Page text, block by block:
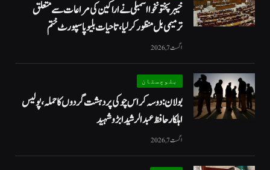
خیبرپختونخوا اسمبلی نے اراکین کی مراعات سے متعلق
ترمیمی بل منظور کر لیا، تاحیات بلیو پاسپورٹ ختم
اگست 7, 2026
بلوچستان
بولان: دوسہ کراس چوکی پر دہشت گردوں کا حملہ، پولیس
اہلکار حافظ عبدالرشید ابڑو شہید
اگست 7, 2026